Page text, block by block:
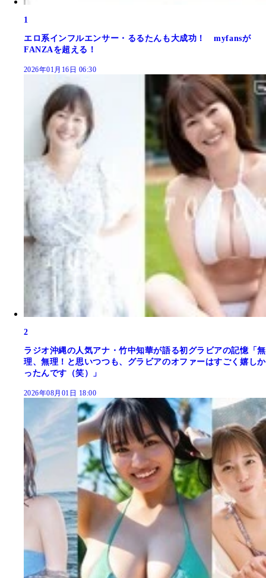
1
エロ系インフルエンサー・るるたんも大成功！ myfansが
FANZAを超える！
2026年01月16日 06:30
2
ラジオ沖縄の人気アナ・竹中知華が語る初グラビアの記憶「無
理、無理！と思いつつも、グラビアのオファーはすごく嬉しか
ったんです（笑）」
2026年08月01日 18:00